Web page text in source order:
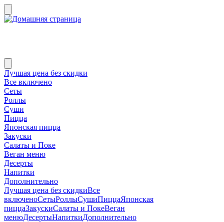
Лучшая цена без скидки
Все включено
Сеты
Роллы
Суши
Пицца
Японская пицца
Закуски
Салаты и Поке
Веган меню
Десерты
Напитки
Дополнительно
Лучшая цена без скидкиВсе
включеноСетыРоллыСушиПиццаЯпонская
пиццаЗакускиСалаты и ПокеВеган
менюДесертыНапиткиДополнительно